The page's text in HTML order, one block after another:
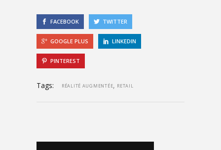
FACEBOOK TWITTER
GOOGLE PLUS LINKEDIN
PINTEREST
Tags: RÉALITÉ AUGMENTÉE, RETAIL